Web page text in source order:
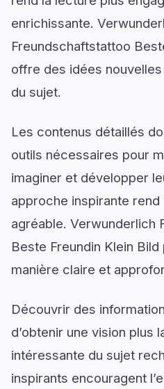
enrichissante.
Freundschaftstattoo
offre des idées
du sujet.
Les contenus détaillés
outils nécessaires pour
imaginer et développer
approche inspirante rend
agréable. Verwunderlich
Beste Freundin Klein
manière claire et
Découvrir des
d’obtenir une vision plus
intéressante du sujet
inspirants encouragent